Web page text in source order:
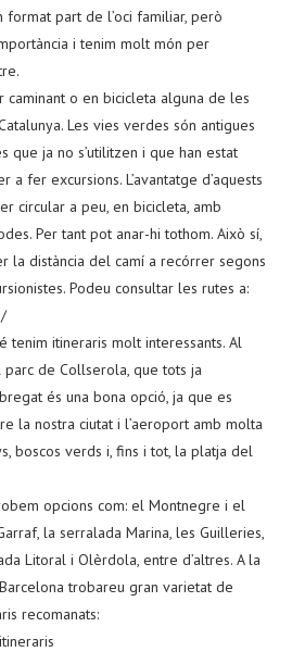
format part de l’oci familiar, però
i tenim molt món per
o en bicicleta alguna de les
Les vies verdes són antigues
que ja no s’utilitzen i que han estat
fer excursions. L’avantatge d’aquests
circular a peu, en bicicleta, amb
Per tant pot anar-hi tothom. Això sí,
la distància del camí a recórrer segons
Podeu consultar les rutes a:
tenim itineraris molt interessants. Al
de Collserola, que tots ja
és una bona opció, ja que es
la nostra ciutat i l’aeroport amb molta
boscos verds i, fins i tot, la platja del
opcions com: el Montnegre i el
la serralada Marina, les Guilleries,
Litoral i Olèrdola, entre d’altres. A la
trobareu gran varietat de
recomanats: